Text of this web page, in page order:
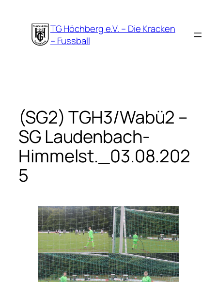
springen
TG Höchberg e.V. – Die Kracken
– Fussball
(SG2) TGH3/Wabü2 –
SG Laudenbach-
Himmelst._03.08.202
5